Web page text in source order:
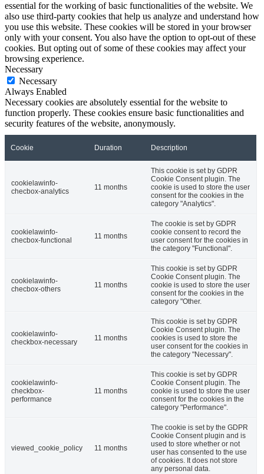
essential for the working of basic functionalities of the website. We
also use third-party cookies that help us analyze and understand how
you use this website. These cookies will be stored in your browser
only with your consent. You also have the option to opt-out of these
cookies. But opting out of some of these cookies may affect your
browsing experience.
Necessary
Necessary
Always Enabled
Necessary cookies are absolutely essential for the website to
function properly. These cookies ensure basic functionalities and
security features of the website, anonymously.
Cookie Duration Description
cookielawinfo-
checbox-analytics
11 months
This cookie is set by GDPR
Cookie Consent plugin. The
cookie is used to store the user
consent for the cookies in the
category "Analytics".
cookielawinfo-
checbox-functional
11 months
The cookie is set by GDPR
cookie consent to record the
user consent for the cookies in
the category "Functional".
cookielawinfo-
checbox-others
11 months
This cookie is set by GDPR
Cookie Consent plugin. The
cookie is used to store the user
consent for the cookies in the
category "Other.
cookielawinfo-
checkbox-necessary
11 months
This cookie is set by GDPR
Cookie Consent plugin. The
cookies is used to store the
user consent for the cookies in
the category "Necessary".
cookielawinfo-
checkbox-
performance
11 months
This cookie is set by GDPR
Cookie Consent plugin. The
cookie is used to store the user
consent for the cookies in the
category "Performance".
viewed_cookie_policy 11 months
The cookie is set by the GDPR
Cookie Consent plugin and is
used to store whether or not
user has consented to the use
of cookies. It does not store
any personal data.